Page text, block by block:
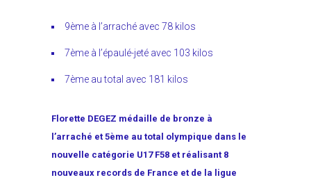
9ème à l’arraché avec 78 kilos
7ème à l’épaulé-jeté avec 103 kilos
7ème au total avec 181 kilos
Florette DEGEZ médaille de bronze à
l’arraché et 5ème au total olympique dans le
nouvelle catégorie U17 F58 et réalisant 8
nouveaux records de France et de la ligue